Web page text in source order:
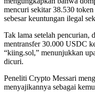
mencuri sekitar 38.530
sebesar keuntungan ilegal
Tak lama setelah pencurian,
mentransfer 30.000 USDC
“kiing.sol,” menunjukkan
dicuri.
Peneliti Crypto Messari
menyajikannya sebagai